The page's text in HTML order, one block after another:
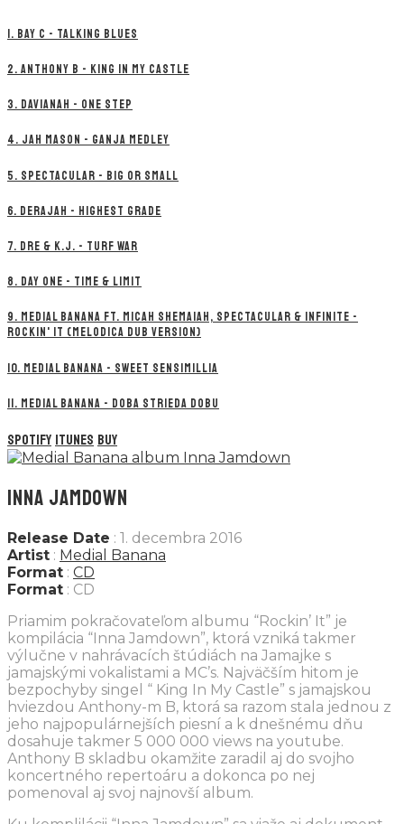
1. BAY C - TALKING BLUES
2. ANTHONY B - KING IN MY CASTLE
3. DAVIANAH - ONE STEP
4. JAH MASON - GANJA MEDLEY
5. SPECTACULAR - BIG OR SMALL
6. DERAJAH - HIGHEST GRADE
7. DRE & K.J. - TURF WAR
8. DAY ONE - TIME & LIMIT
9. MEDIAL BANANA FT. MICAH SHEMAIAH, SPECTACULAR & INFINITE -
ROCKIN' IT (MELODICA DUB VERSION)
10. MEDIAL BANANA - SWEET SENSIMILLIA
11. MEDIAL BANANA - DOBA STRIEDA DOBU
Spotify iTunes Buy
INNA JAMDOWN
Release Date : 1. decembra 2016
Artist : Medial Banana
Format : CD
Format : CD
Priamim pokračovateľom albumu “Rockin’ It” je
kompilácia “Inna Jamdown”, ktorá vzniká takmer
výlučne v nahrávacích štúdiách na Jamajke s
jamajskými vokalistami a MC’s. Najväčším hitom je
bezpochyby singel “ King In My Castle” s jamajskou
hviezdou Anthony-m B, ktorá sa razom stala jednou z
jeho najpopulárnejších piesní a k dnešnému dňu
dosahuje takmer 5 000 000 views na youtube.
Anthony B skladbu okamžite zaradil aj do svojho
koncertného repertoáru a dokonca po nej
pomenoval aj svoj najnovší album.